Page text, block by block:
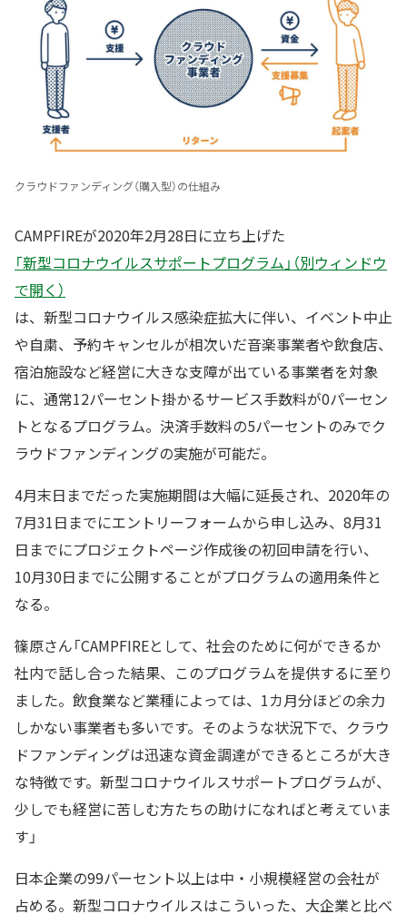
クラウドファンディング（購入型）の仕組み
CAMPFIREが2020年2月28日に立ち上げた
「新型コロナウイルスサポートプログラム」（別ウィンドウ
で開く）
は、新型コロナウイルス感染症拡大に伴い、イベント中止
や自粛、予約キャンセルが相次いだ音楽事業者や飲食店、
宿泊施設など経営に大きな支障が出ている事業者を対象
に、通常12パーセント掛かるサービス手数料が0パーセン
トとなるプログラム。決済手数料の5パーセントのみでク
ラウドファンディングの実施が可能だ。
4月末日までだった実施期間は大幅に延長され、2020年の
7月31日までにエントリーフォームから申し込み、8月31
日までにプロジェクトページ作成後の初回申請を行い、
10月30日までに公開することがプログラムの適用条件と
なる。
篠原さん「CAMPFIREとして、社会のために何ができるか
社内で話し合った結果、このプログラムを提供するに至り
ました。飲食業など業種によっては、1カ月分ほどの余力
しかない事業者も多いです。そのような状況下で、クラウ
ドファンディングは迅速な資金調達ができるところが大き
な特徴です。新型コロナウイルスサポートプログラムが、
少しでも経営に苦しむ方たちの助けになればと考えていま
す」
日本企業の99パーセント以上は中・小規模経営の会社が
占める。新型コロナウイルスはこういった、大企業と比べ